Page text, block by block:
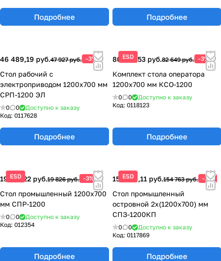
Подробнее Подробнее
46 489,19 руб.47 927 руб. -3%
Стол рабочий с
электроприводом 1200х700 мм
СРП-1200 ЭЛ
0 0
Доступно к заказу
Код: 0117628
Подробнее
ESD
80 169,53 руб.82 649 руб. -3%
Комплект стола оператора
1200х700 мм КСО-1200
0 0
Доступно к заказу
Код: 0118123
Подробнее
ESD
19 231,22 руб.19 826 руб. -3%
Стол промышленный 1200x700
мм СПР-1200
0 0
Доступно к заказу
Код: 012354
Подробнее
ESD
150 120,11 руб.154 763 руб. -3%
Стол промышленный
островной 2х(1200х700) мм
СПЗ-1200КП
0 0
Доступно к заказу
Код: 0117869
Подробнее